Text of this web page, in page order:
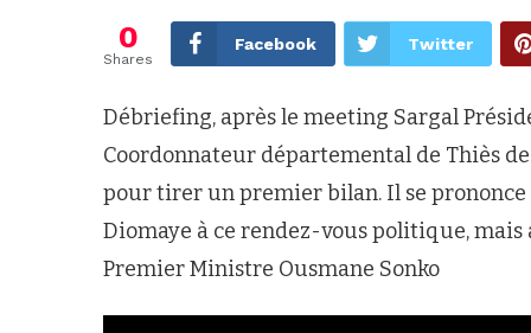
0
Shares
Facebook Twitter
Débriefing, après le meeting Sargal
Coordonnateur départemental de Thiès
pour tirer un premier bilan. Il se prononce
Diomaye à ce rendez-vous politique,
Premier Ministre Ousmane Sonko